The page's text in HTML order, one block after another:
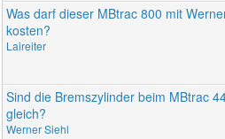
Was darf dieser MBtrac 800 mit
kosten?
Laireiter
Sind die Bremszylinder beim MBtrac
gleich?
Werner Siehl